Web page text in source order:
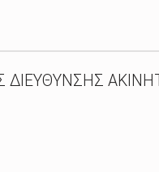
ΔΙΕΥΘΥΝΣΗΣ